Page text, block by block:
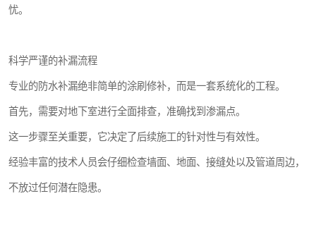
忧。
科学严谨的补漏流程
专业的防水补漏绝非简单的涂刷修补，而是一套系统化的工程。
首先，需要对地下室进行全面排查，准确找到渗漏点。
这一步骤至关重要，它决定了后续施工的针对性与有效性。
经验丰富的技术人员会仔细检查墙面、地面、接缝处以及管道周边，
不放过任何潜在隐患。